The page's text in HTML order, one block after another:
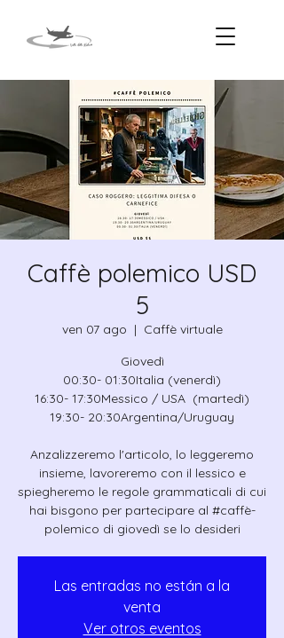
Caffè polemico USD
5
ven 07 ago
  |
Caffè virtuale
Giovedì
00:30- 01:30Italia (venerdì)
16:30- 17:30Messico / USA (martedì)
19:30- 20:30Argentina/Uruguay
Anzalizzeremo l'articolo, lo leggeremo
insieme, lavoreremo con il lessico e
spiegheremo le regole grammaticali di cui
hai bisgono per partecipare al #caffè-
polemico di giovedì se lo desideri
Las entradas no están a la
venta
Ver otros eventos